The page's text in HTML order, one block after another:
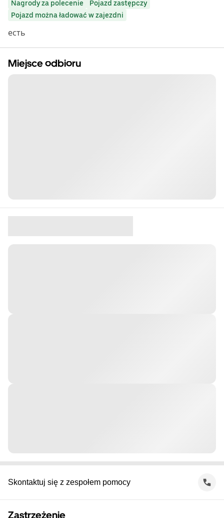
Nagrody za polecenie
Pojazd zastępczy
Pojazd można ładować w zajezdni
есть
Miejsce odbioru
Skontaktuj się z zespołem pomocy
Zastrzeżenie